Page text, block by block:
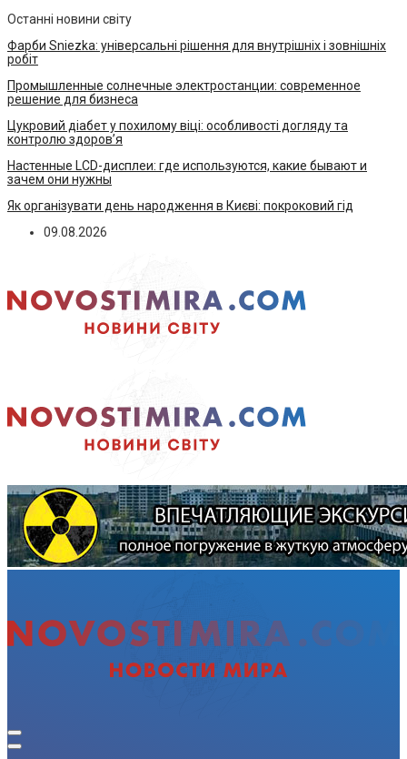
Останні новини світу
Фарби Sniezka: універсальні рішення для внутрішніх і зовнішніх
робіт
Промышленные солнечные электростанции: современное
решение для бизнеса
Цукровий діабет у похилому віці: особливості догляду та
контролю здоров’я
Настенные LCD-дисплеи: где используются, какие бывают и
зачем они нужны
Як організувати день народження в Києві: покроковий гід
09.08.2026